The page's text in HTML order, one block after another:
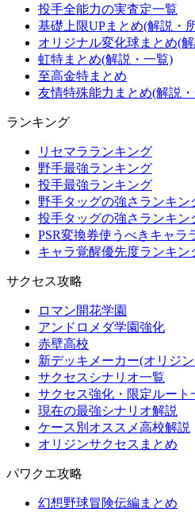
投手全能力の実査定一覧
基礎上限UPまとめ(解説・
オリジナル変化球まとめ(
虹特まとめ(解説・一覧)
至高金特まとめ
友情特殊能力まとめ(解説
ランキング
リセマラランキング
野手最強ランキング
投手最強ランキング
野手タッグの強さランキン
投手タッグの強さランキン
PSR変換券使うべきキャラ
キャラ覚醒優先度ランキン
サクセス攻略
ロマン開花学園
アンドロメダ学園強化
赤壁高校
新デッキメーカー(オリジ
サクセスシナリオ一覧
サクセス強化・限定ルート
現在の最強シナリオ解説
ケース別オススメ高校解説
オリジンサクセスまとめ
パワクエ攻略
幻想野球冒険伝編まとめ